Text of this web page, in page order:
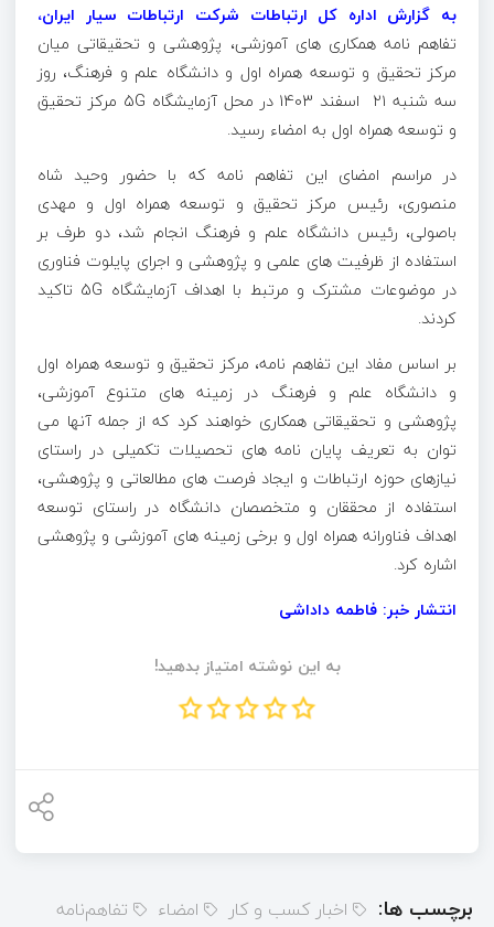
به گزارش اداره کل ارتباطات شرکت ارتباطات سیار ایران،
تفاهم نامه همکاری های آموزشی، پژوهشی و تحقیقاتی میان
مرکز تحقیق و توسعه همراه اول و دانشگاه علم و فرهنگ، روز
سه شنبه ۲۱ اسفند 1403 در محل آزمایشگاه 5G مرکز تحقیق
و توسعه همراه اول به امضاء رسید.
در مراسم امضای این تفاهم نامه که با حضور وحید شاه
منصوری، رئیس مرکز تحقیق و توسعه همراه اول و مهدی
باصولی، رئيس دانشگاه علم و فرهنگ انجام شد، دو طرف بر
استفاده از ظرفیت های علمی و پژوهشی و اجرای پایلوت فناوری
در موضوعات مشترک و مرتبط با اهداف آزمایشگاه 5G تاکید
کردند.
بر اساس مفاد این تفاهم نامه، مرکز تحقیق و توسعه همراه اول
و دانشگاه علم و فرهنگ در زمینه های متنوع آموزشی،
پژوهشی و تحقیقاتی همکاری خواهند کرد که از جمله آنها می
توان به تعریف پایان نامه های تحصیلات تکمیلی در راستای
نیازهای حوزه ارتباطات و ایجاد فرصت های مطالعاتی و پژوهشی،
استفاده از محققان و متخصصان دانشگاه در راستای توسعه
اهداف فناورانه همراه اول و برخی زمینه های آموزشی و پژوهشی
اشاره کرد.
انتشار خبر: فاطمه داداشی
به این نوشته امتیاز بدهید!
برچسب ها: اخبار کسب و کار امضاء
تفاهم‌نامه